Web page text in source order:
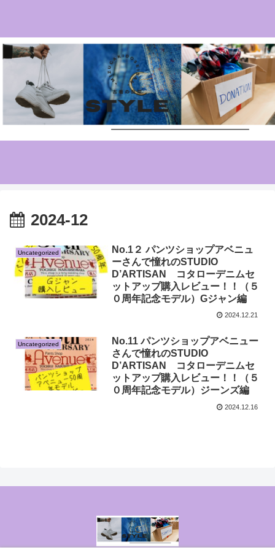
2024-12
Uncategorized
No.1２ パンツショップアベニュ
ーさんで憧れのSTUDIO
D’ARTISAN コタローデニムセ
ットアップ購入レビュー！！（５
０周年記念モデル）Gジャン編
2024.12.21
Uncategorized
No.11 パンツショップアベニュー
さんで憧れのSTUDIO
D’ARTISAN コタローデニムセ
ットアップ購入レビュー！！（５
０周年記念モデル）ジーンズ編
2024.12.16